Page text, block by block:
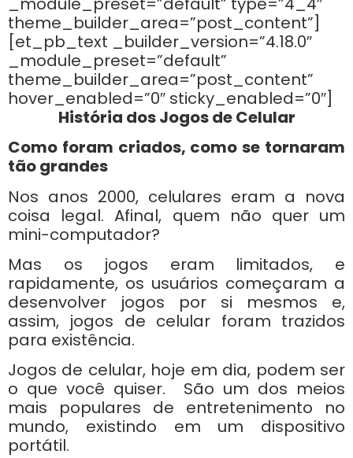
theme_builder_area=”post_content”]
[et_pb_text _builder_version=”4.18.0″
_module_preset=”default”
theme_builder_area=”post_content”
hover_enabled=”0″ sticky_enabled=”0″]
História dos Jogos de Celular
Como foram criados, como se tornaram
tão grandes
Nos anos 2000, celulares eram a nova
coisa legal. Afinal, quem não quer um
mini-computador?
Mas os jogos eram limitados, e
rapidamente, os usuários começaram a
desenvolver jogos por si mesmos e,
assim, jogos de celular foram trazidos
para existência.
Jogos de celular, hoje em dia, podem ser
o que você quiser. São um dos meios
mais populares de entretenimento no
mundo, existindo em um dispositivo
portátil.